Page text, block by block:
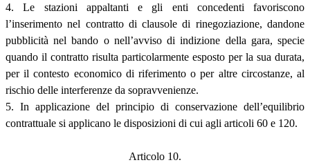
4. Le stazioni appaltanti e gli enti concedenti favoriscono
l’inserimento nel contratto di clausole di rinegoziazione, dandone
pubblicità nel bando o nell’avviso di indizione della gara, specie
quando il contratto risulta particolarmente esposto per la sua durata,
per il contesto economico di riferimento o per altre circostanze, al
rischio delle interferenze da sopravvenienze.
5. In applicazione del principio di conservazione dell’equilibrio
contrattuale si applicano le disposizioni di cui agli articoli 60 e 120.
Articolo 10.